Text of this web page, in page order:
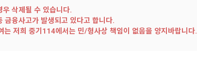
삭제될 수 있습니다.
금융사고가 발생되고 있다고 합니다.
저희 중기114에서는 민/형사상 책임이 없음을 양지바랍니다.